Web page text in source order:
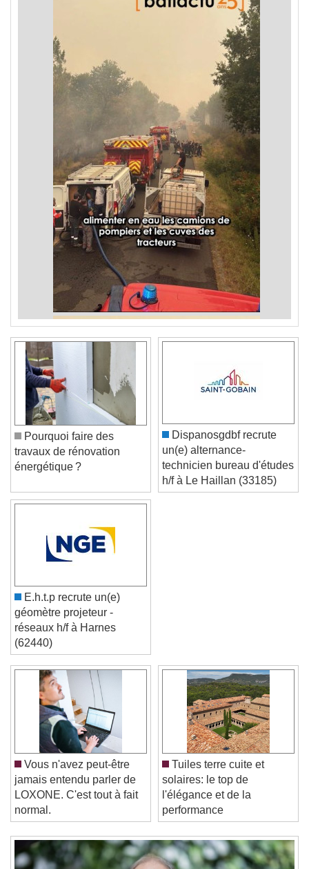
Video Player is loading.
Play Video
Play
Skip Backward
Skip Forward
Unmute
Current Time0:00
/
Duration -:-
Loaded:0%
Remaining Time-0:00
Pourquoi faire des
travaux de rénovation
énergétique ?
Dispanosgdbf recrute
un(e) alternance-
technicien bureau d'études
h/f à Le Haillan (33185)
E.h.t.p recrute un(e)
géomètre projeteur -
réseaux h/f à Harnes
(62440)
Vous n'avez peut-être
jamais entendu parler de
LOXONE. C'est tout à fait
normal.
Tuiles terre cuite et
solaires: le top de
l'élégance et de la
performance